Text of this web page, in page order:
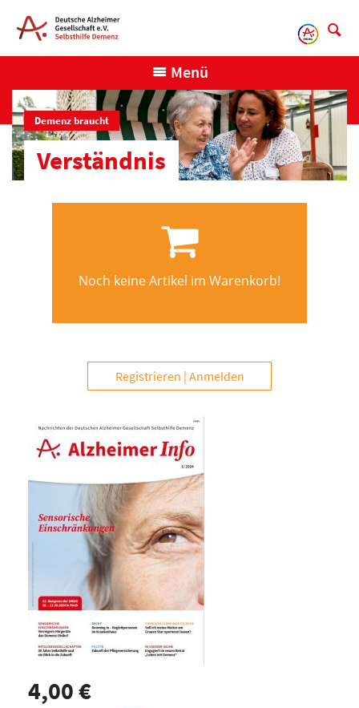
Menü
Demenz braucht
Verständnis
Noch keine Artikel im Warenkorb!
Registrieren Anmelden
4,00 €